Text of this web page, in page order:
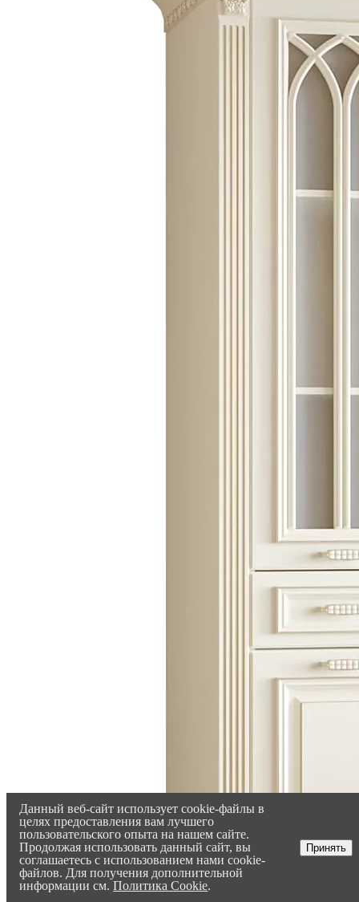
Данный веб-сайт использует cookie-файлы в
целях предоставления вам лучшего
пользовательского опыта на нашем сайте.
Продолжая использовать данный сайт, вы
соглашаетесь с использованием нами cookie-
файлов. Для получения дополнительной
информации см.Политика Cookie.
Принять